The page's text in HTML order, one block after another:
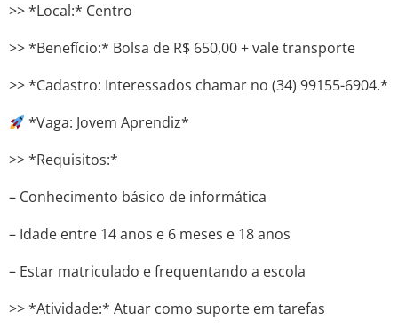
>> *Local:* Centro
>> *Benefício:* Bolsa de R$ 650,00 + vale transporte
>> *Cadastro: Interessados ​​chamar no (34) 99155-6904.*
*Vaga: Jovem Aprendiz*
>> *Requisitos:*
– Conhecimento básico de informática
– Idade entre 14 anos e 6 meses e 18 anos
– Estar matriculado e frequentando a escola
>> *Atividade:* Atuar como suporte em tarefas